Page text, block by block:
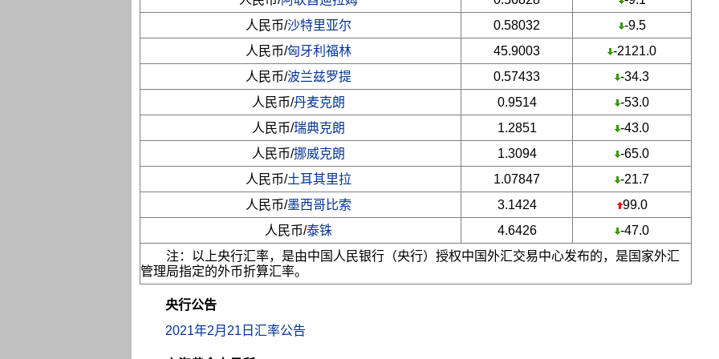
人民币/沙特里亚尔 0.58032
-9.5
人民币/匈牙利福林 45.9003
-2121.0
人民币/波兰兹罗提 0.57433
-34.3
人民币/丹麦克朗 0.9514
-53.0
人民币/瑞典克朗 1.2851
-43.0
人民币/挪威克朗 1.3094
-65.0
人民币/土耳其里拉 1.07847
-21.7
人民币/墨西哥比索 3.1424
99.0
人民币/泰铢 4.6426
-47.0
注：以上央行汇率，是由中国人民银行（央行）授权中国外汇交易中心发布的，是国家外汇
管理局指定的外币折算汇率。
央行公告
2021年2月21日汇率公告